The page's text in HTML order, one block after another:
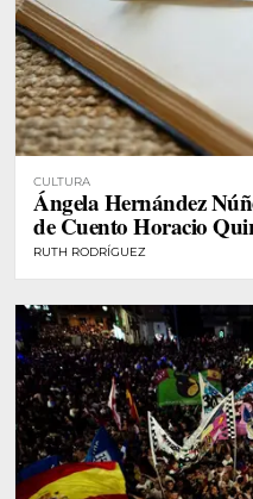
CULTURA
Ángela Hernández
de Cuento Horacio
RUTH RODRÍGUEZ